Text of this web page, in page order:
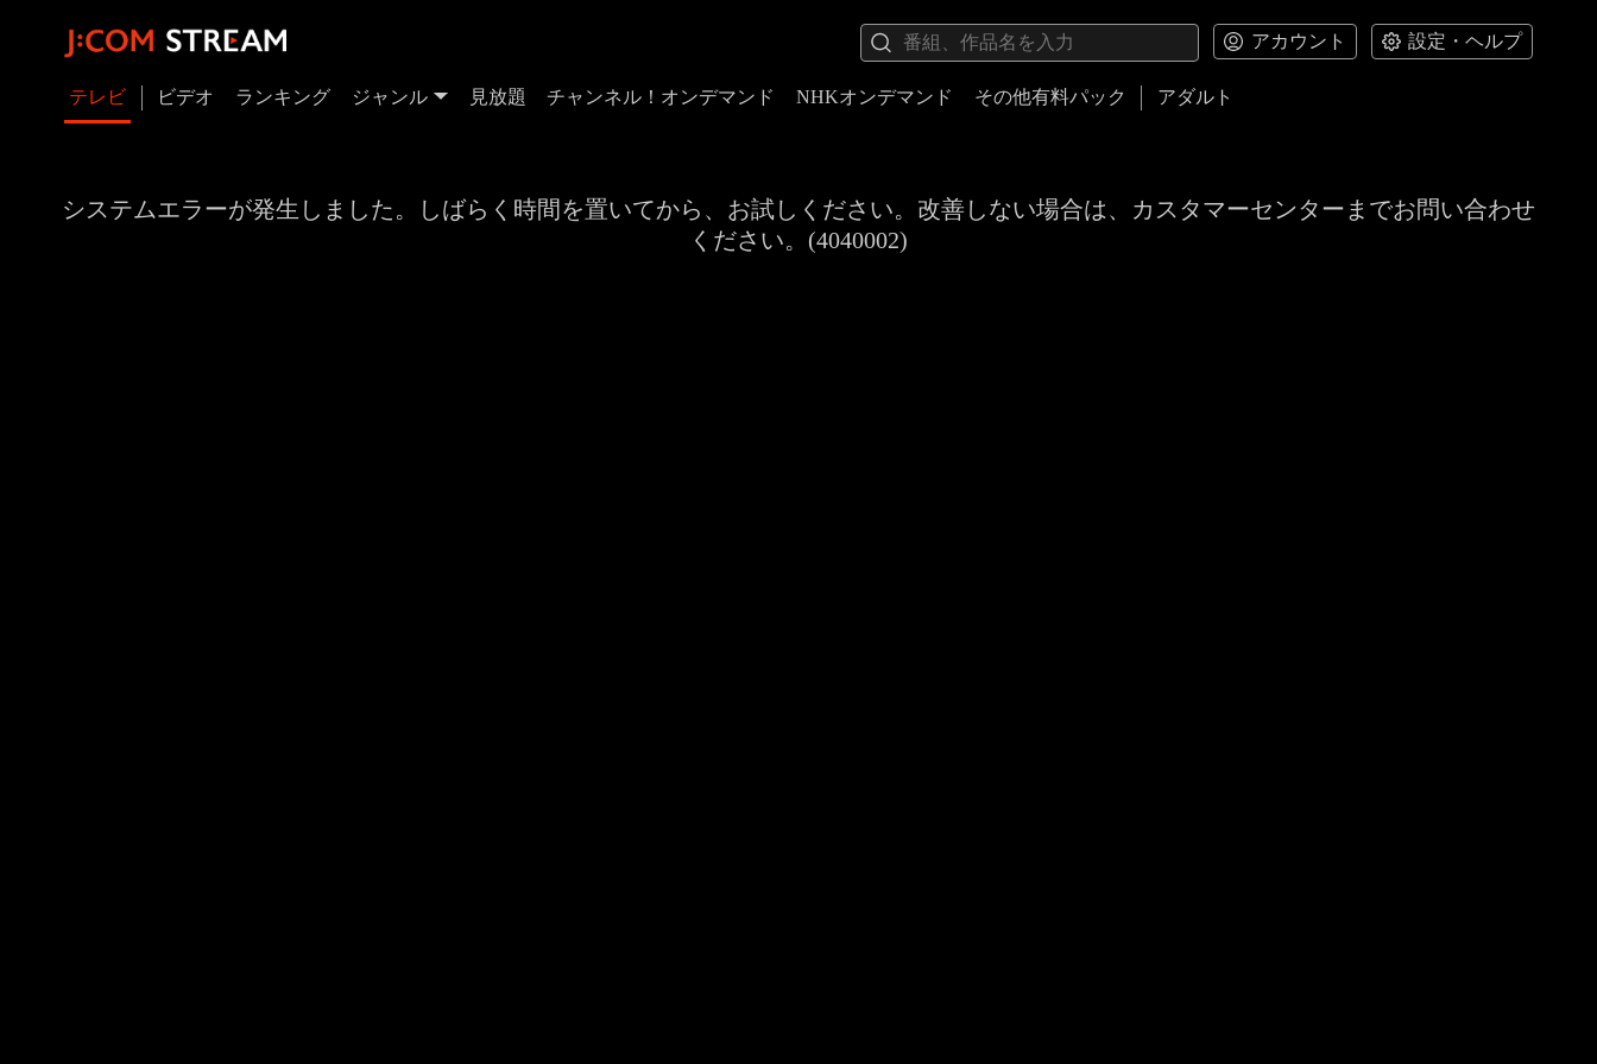
アカウント 設定・ヘルプ
テレビ ビデオ ランキング ジャンル 見放題 チャンネル！オンデマンド NHKオンデマンド その他有料パック アダルト
システムエラーが発生しました。しばらく時間を置いてから、お試しください。改善しない場合は、カスタマーセンターまでお問い合わせ
ください。(4040002)